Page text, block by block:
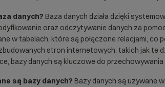
danych? Baza danych działa dzięki
oraz odczytywanie danych za
w tabelach, które są połączone relacjami, co
stron internetowych, takich jak te
, bazy danych są kluczowe do
są bazy danych? Bazy danych są używane